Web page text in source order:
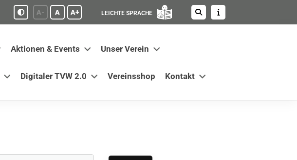
A- A A+ LEICHTE SPRACHE
Aktionen & Events Unser Verein
Digitaler TVW 2.0 Vereinsshop Kontakt